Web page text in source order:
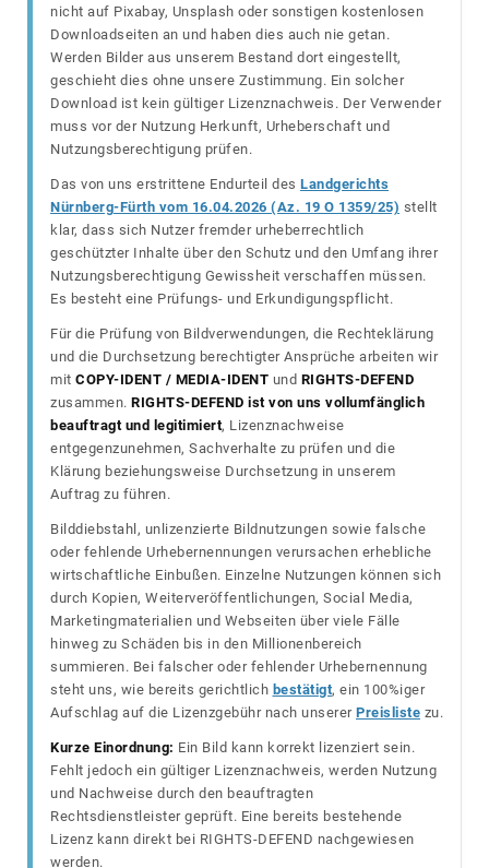
nicht auf Pixabay, Unsplash oder sonstigen kostenlosen
Downloadseiten an und haben dies auch nie getan.
Werden Bilder aus unserem Bestand dort eingestellt,
geschieht dies ohne unsere Zustimmung. Ein solcher
Download ist kein gültiger Lizenznachweis. Der Verwender
muss vor der Nutzung Herkunft, Urheberschaft und
Nutzungsberechtigung prüfen.
Das von uns erstrittene Endurteil des Landgerichts
Nürnberg-Fürth vom 16.04.2026 (Az. 19 O 1359/25) stellt
klar, dass sich Nutzer fremder urheberrechtlich
geschützter Inhalte über den Schutz und den Umfang ihrer
Nutzungsberechtigung Gewissheit verschaffen müssen.
Es besteht eine Prüfungs- und Erkundigungspflicht.
Für die Prüfung von Bildverwendungen, die Rechteklärung
und die Durchsetzung berechtigter Ansprüche arbeiten wir
mit COPY-IDENT / MEDIA-IDENT und RIGHTS-DEFEND
zusammen. RIGHTS-DEFEND ist von uns vollumfänglich
beauftragt und legitimiert, Lizenznachweise
entgegenzunehmen, Sachverhalte zu prüfen und die
Klärung beziehungsweise Durchsetzung in unserem
Auftrag zu führen.
Bilddiebstahl, unlizenzierte Bildnutzungen sowie falsche
oder fehlende Urhebernennungen verursachen erhebliche
wirtschaftliche Einbußen. Einzelne Nutzungen können sich
durch Kopien, Weiterveröffentlichungen, Social Media,
Marketingmaterialien und Webseiten über viele Fälle
hinweg zu Schäden bis in den Millionenbereich
summieren. Bei falscher oder fehlender Urhebernennung
steht uns, wie bereits gerichtlich bestätigt, ein 100%iger
Aufschlag auf die Lizenzgebühr nach unserer Preisliste zu.
Kurze Einordnung: Ein Bild kann korrekt lizenziert sein.
Fehlt jedoch ein gültiger Lizenznachweis, werden Nutzung
und Nachweise durch den beauftragten
Rechtsdienstleister geprüft. Eine bereits bestehende
Lizenz kann direkt bei RIGHTS-DEFEND nachgewiesen
werden.